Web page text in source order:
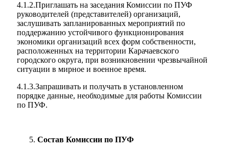
4.1.2.Приглашать на заседания Комиссии по ПУФ
руководителей (представителей) организаций,
заслушивать запланированных мероприятий по
поддержанию устойчивого функционирования
экономики организаций всех форм собственности,
расположенных на территории Карачаевского
городского округа, при возникновении чрезвычайной
ситуации в мирное и военное время.
4.1.3.Запрашивать и получать в установленном
порядке данные, необходимые для работы Комиссии
по ПУФ.
Состав Комиссии по ПУФ
КСП КГО